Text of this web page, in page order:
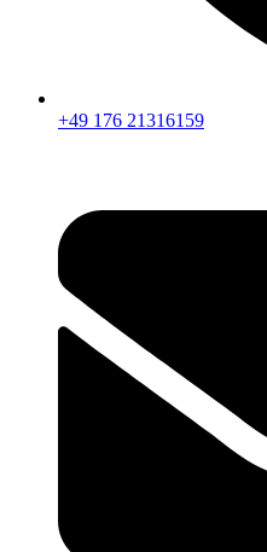
+49 176 21316159